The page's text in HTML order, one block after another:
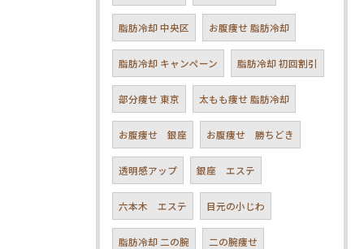
脂肪冷却 中央区 お腹痩せ 脂肪冷却
脂肪冷却 キャンペーン 脂肪冷却 初回割引
部分痩せ 東京 太もも痩せ 脂肪冷却
お腹痩せ 銀座 お腹痩せ 勝ちどき
透明感アップ 銀座 エステ
六本木 エステ 目元の小じわ
脂肪冷却 二の腕 二の腕痩せ